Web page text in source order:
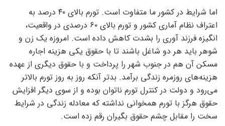
اما شرایط در کشور ما متفاوت است. تورم بالای ۴۰ درصد به
اعتراف نظام آماری کشور و تورم بالای ۶۰ درصدی در واقعیت،
انگیزه فرزند آوری را بشدت کاهش داده است. امروزه یک زن و
شوهر باید هر دو شاغل باشند تا با حقوق یکی هزینه اجاره
مسکن آن هم در جنوب شهر را پرداخت و با حقوق دیگری از عهده
هزینه‌های روزمره زندگی برآمد. بدتر آنکه روز به روز تورم بالاتر
می‌رود و دولت در کنترل تورم ناتوان بوده و از سوی دیگر افزایش
حقوق هرگز با تورم همخوانی نداشته که معادله زندگی در شرایط
سخت را مقابل چشم حقوق بگیران رقم زده است.